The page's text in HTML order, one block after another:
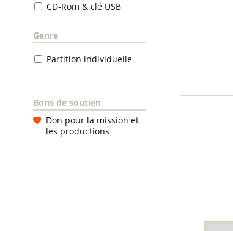
CD-Rom & clé USB
Genre
Partition individuelle
Bons de soutien
Don pour la mission et
les productions